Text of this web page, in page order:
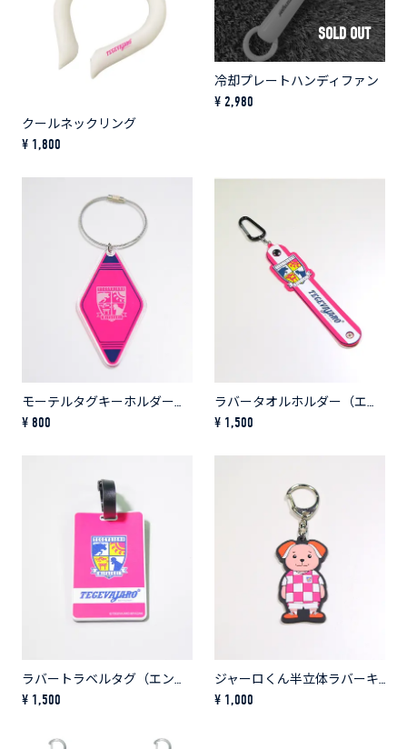
クールネックリング
¥ 1,800
SOLD OUT
冷却プレートハンディファン
¥ 2,980
モーテルタグキーホルダー（エンブレム）
¥ 800
ラバータオルホルダー（エンブレム）
¥ 1,500
ラバートラベルタグ（エンブレムver）
¥ 1,500
ジャーロくん半立体ラバーキーホルダー
¥ 1,000